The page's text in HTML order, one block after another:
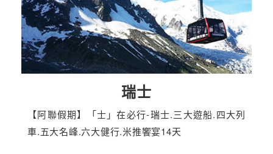
瑞士
【阿聯假期】「士」在必行-瑞士.三大遊船.四大列
車.五大名峰.六大健行.米推饗宴14天